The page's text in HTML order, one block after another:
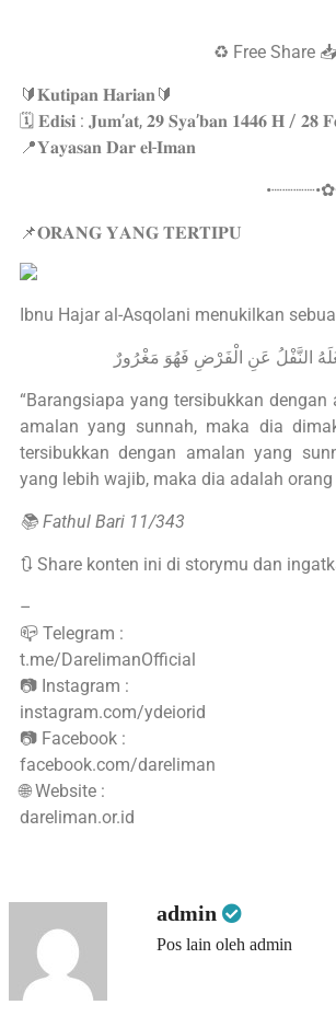
♻️ Free Share 📥
🔰𝐊𝐮𝐭𝐢𝐩𝐚𝐧 𝐇𝐚𝐫𝐢𝐚𝐧🔰
🗓 𝐄𝐝𝐢𝐬𝐢 : 𝐉𝐮𝐦’𝐚𝐭, 𝟐𝟗 𝐒𝐲𝐚’𝐛𝐚𝐧 𝟏𝟒𝟒𝟔 𝐇 / 𝟐𝟖
📍𝐘𝐚𝐲𝐚𝐬𝐚𝐧 𝐃𝐚𝐫 𝐞𝐥-𝐈𝐦𝐚𝐧
📌𝐎𝐑𝐀𝐍𝐆 𝐘𝐀𝐍𝐆 𝐓𝐄𝐑𝐓𝐈𝐏𝐔
Ibnu Hajar al-Asqolani menukilkan
النَّفْلُ عَنِ الْفَرْضِ فَهُوَ مَغْرُورٌ
“Barangsiapa yang tersibukkan
amalan yang sunnah, maka dia
tersibukkan dengan amalan yang
yang lebih wajib, maka dia adalah orang
📚 Fathul Bari 11/343
🔃 Share konten ini di storymu dan
–
📪 Telegram :
t.me/DarelimanOfficial
📷 Instagram :
instagram.com/ydeiorid
📷 Facebook :
facebook.com/dareliman
🌐 Website :
dareliman.or.id
admin
Pos lain oleh admin